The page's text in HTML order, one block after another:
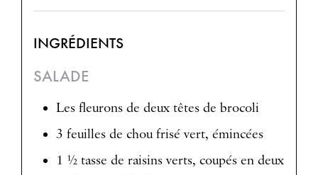
INGRÉDIENTS
SALADE
Les fleurons de deux têtes de brocoli
3 feuilles de chou frisé vert, émincées
1 ½ tasse de raisins verts, coupés en deux